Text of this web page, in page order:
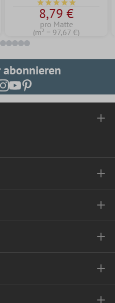
von 5 von 5 Sternen
Durchschnittliche
8,79 €
pro Matte
(m² = 97,67 €)